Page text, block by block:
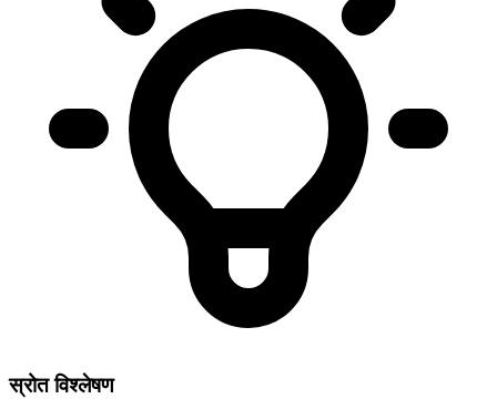
स्रोत विश्लेषण